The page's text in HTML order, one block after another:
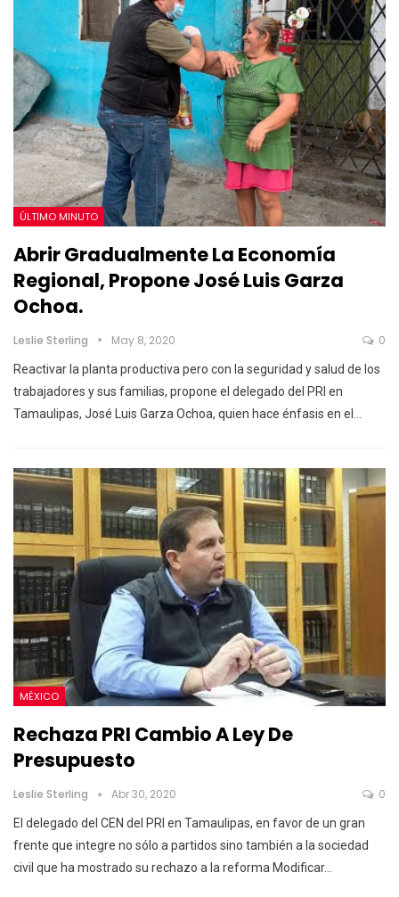
ÚLTIMO MINUTO
Abrir Gradualmente La Economía
Regional, Propone José Luis Garza
Ochoa.
Leslie Sterling May 8, 2020 0
Reactivar la planta productiva pero con la seguridad y salud de los
trabajadores y sus familias, propone el delegado del PRI en
Tamaulipas, José Luis Garza Ochoa, quien hace énfasis en el
MÉXICO
Rechaza PRI Cambio A Ley De
Presupuesto
Leslie Sterling Abr 30, 2020 0
El delegado del CEN del PRI en Tamaulipas, en favor de un gran
frente que integre no sólo a partidos sino también a la sociedad
civil que ha mostrado su rechazo a la reforma Modificar…